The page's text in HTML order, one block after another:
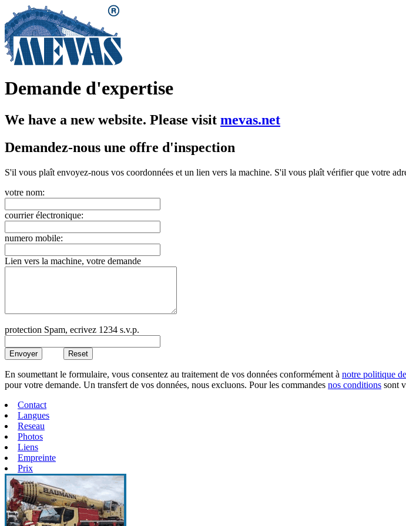
Demande d'expertise
We have a new website. Please visit mevas.net
Demandez-nous une offre d'inspection
S'il vous plaît envoyez-nous vos coordonnées et un lien vers la machine. S'il vous plaît vérifier que votre
votre nom:
courrier électronique:
numero mobile:
Lien vers la machine, votre demande
protection Spam, ecrivez 1234 s.v.p.
En soumettant le formulaire, vous consentez au traitement de vos données conformément à notre politique
pour votre demande. Un transfert de vos données, nous excluons. Pour les commandes nos conditions sont
Contact
Langues
Reseau
Photos
Liens
Empreinte
Prix